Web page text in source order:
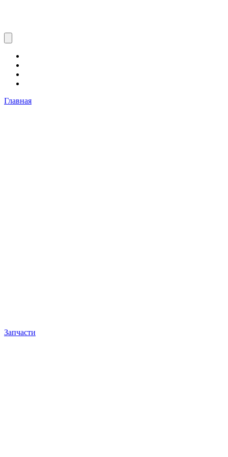
Главная
Запчасти